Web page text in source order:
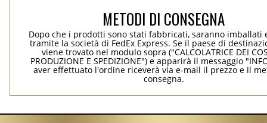
METODI DI CONSEGNA
Dopo che i prodotti sono stati fabbricati, saranno imballati
tramite la società di FedEx Express. Se il paese di
viene trovato nel modulo sopra ("CALCOLATRICE DEI
PRODUZIONE E SPEDIZIONE") e apparirà il messaggio
aver effettuato l'ordine riceverà via e-mail il prezzo e il
consegna.